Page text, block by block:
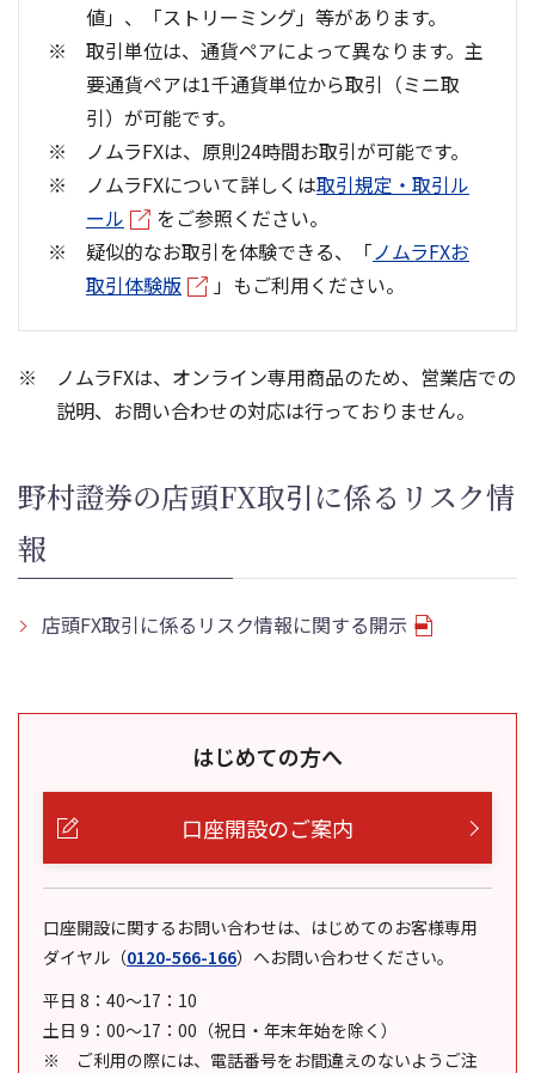
値」、「ストリーミング」等があります。
取引単位は、通貨ペアによって異なります。主
要通貨ペアは1千通貨単位から取引（ミニ取
引）が可能です。
ノムラFXは、原則24時間お取引が可能です。
ノムラFXについて詳しくは取引規定・取引ル
ール
をご参照ください。
疑似的なお取引を体験できる、「ノムラFXお
取引体験版
」もご利用ください。
ノムラFXは、オンライン専用商品のため、営業店での
説明、お問い合わせの対応は行っておりません。
野村證券の店頭FX取引に係るリスク情
報
店頭FX取引に係るリスク情報に関する開示
はじめての方へ
口座開設のご案内
口座開設に関するお問い合わせは、はじめてのお客様専用
ダイヤル （0120-566-166） へお問い合わせください。
平日 8：40～17：10
土日 9：00～17：00（祝日・年末年始を除く）
ご利用の際には、電話番号をお間違えのないようご注